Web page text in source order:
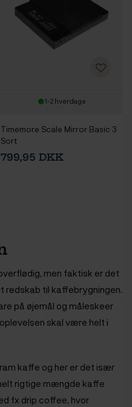
1-2 hverdage
Timemore Scale Mirror Basic 3
Sort
799,95 DKK
men faktisk er det
til kaffebrygningen.
på øjemål og måleskeer
skal være helt i
kaffe og her er det især
rigtige mængde kaffe
fx drip coffee, hvor